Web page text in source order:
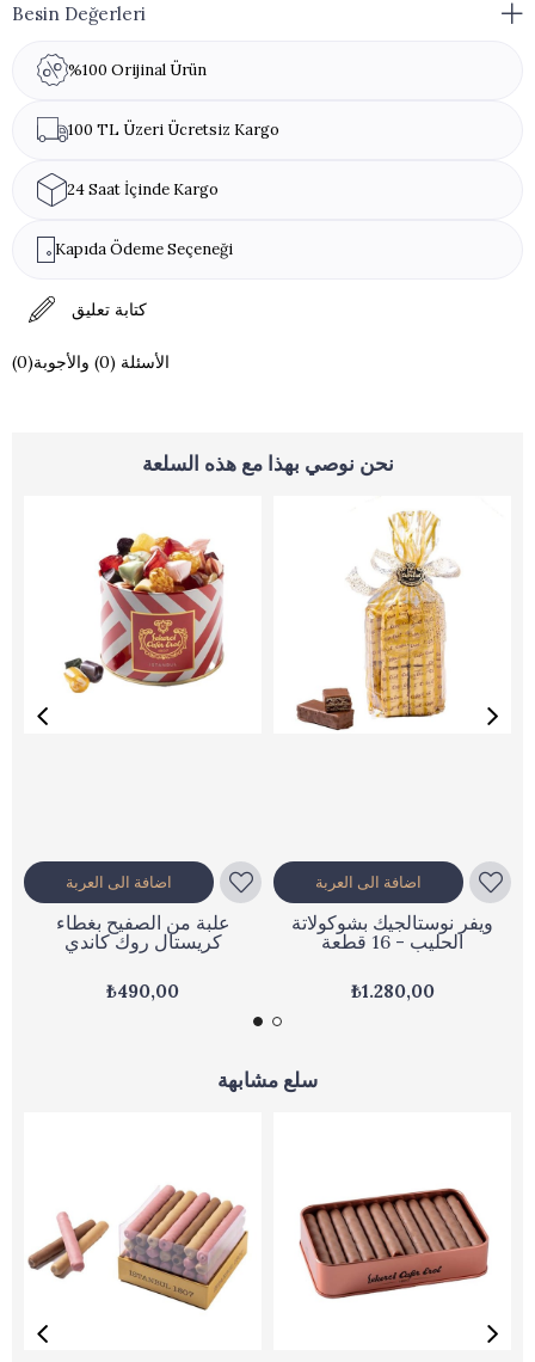
Besin Değerleri
%100 Orijinal Ürün
100 TL Üzeri Ücretsiz Kargo
24 Saat İçinde Kargo
Kapıda Ödeme Seçeneği
كتابة تعليق
(0)الأسئلة (0) والأجوبة
نحن نوصي بهذا مع هذه السلعة
علبة من الصفيح بغطاء
كريستال روك كاندي
₺490,00
اضافة الى العربة
ويفر نوستالجيك بشوكولاتة
الحليب - 16 قطعة
₺1.280,00
اضافة الى العربة
سلع مشابهة